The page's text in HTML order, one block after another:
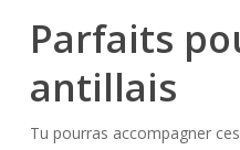
Parfaits
antillais
Tu pourras accompagner